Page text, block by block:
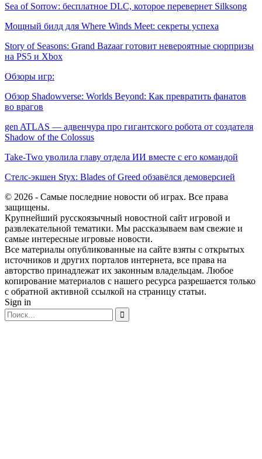
Sea of Sorrow: бесплатное DLC, которое перевернет Silksong
Мощный билд для Where Winds Meet: секреты успеха
Story of Seasons: Grand Bazaar готовит невероятные сюрпризы
на PS5 и Xbox
Обзоры игр:
Обзор Shadowverse: Worlds Beyond: Как превратить фанатов
во врагов
gen ATLAS — адвенчура про гигантского робота от создателя
Shadow of the Colossus
Take-Two уволила главу отдела ИИ вместе с его командой
Стелс-экшен Styx: Blades of Greed обзавёлся демоверсией
© 2026 - Самые последние новости об играх. Все права
защищены.
Крупнейший русскоязычный новостной сайт игровой и
развлекательной тематики. Мы рассказываем вам свежие и
самые интересные игровые новости.
Все материалы опубликованные на сайте взяты с открытых
источников и других порталов интернета, все права на
авторство принадлежат их законным владельцам. Любое
копирование материалов с нашего ресурса разрешается только
с обратной активной ссылкой на страницу статьи.
Sign in